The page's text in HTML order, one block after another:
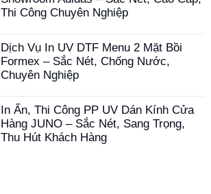
Thi Công Chuyên Nghiệp
Dịch Vụ In UV DTF Menu 2 Mặt Bồi
Formex – Sắc Nét, Chống Nước,
Chuyên Nghiệp
In Ấn, Thi Công PP UV Dán Kính Cửa
Hàng JUNO – Sắc Nét, Sang Trọng,
Thu Hút Khách Hàng